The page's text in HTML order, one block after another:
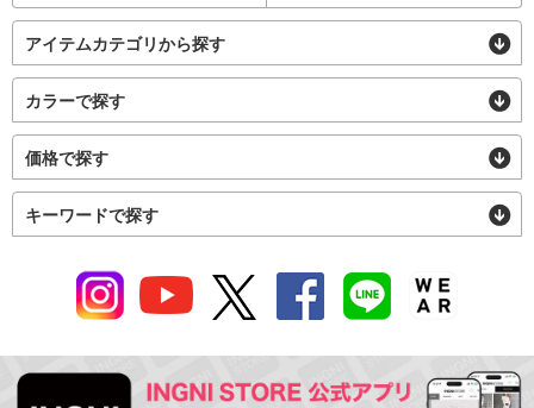
アイテムカテゴリから探す
カラーで探す
価格で探す
キーワードで探す